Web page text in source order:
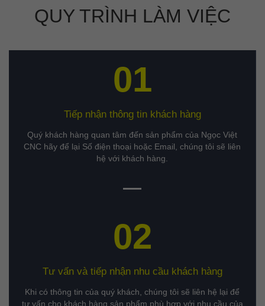
QUY TRÌNH LÀM VIỆC
01
Tiếp nhận thông tin khách hàng
Quý khách hàng quan tâm đến sản phẩm của Ngọc Việt
CNC hãy để lại Số điện thoại hoặc Email, chúng tôi sẽ liên
hệ với khách hàng.
02
Tư vấn và tiếp nhận nhu cầu khách hàng
Khi có thông tin của quý khách, chúng tôi sẽ liên hệ lại để
tư vấn cho khách hàng sản phẩm phù hợp với nhu cầu của